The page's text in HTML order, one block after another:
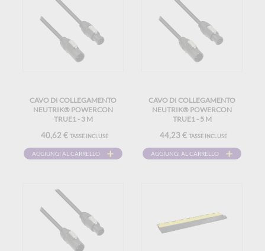
CAVO DI COLLEGAMENTO
NEUTRIK® POWERCON
TRUE1 - 3 M
40,62 € TASSE INCLUSE
AGGIUNGI AL CARRELLO
CAVO DI COLLEGAMENTO
NEUTRIK® POWERCON
TRUE1 - 5 M
44,23 € TASSE INCLUSE
AGGIUNGI AL CARRELLO